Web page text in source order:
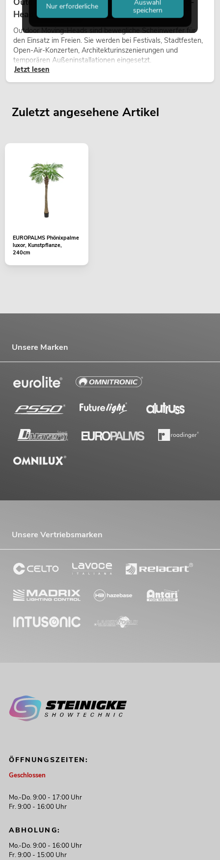
Heads bei Events
Outdoor Moving-Heads sind bewegliche Scheinwerfer für
den Einsatz im Freien. Sie werden bei Festivals, Stadtfesten,
Open-Air-Konzerten, Architekturinszenierungen und
temporären Außeninstallationen eingesetzt.
Jetzt lesen
Zuletzt angesehene Artikel
EUROPALMS Phönixpalme
luxor, Kunstpflanze,
240cm
Unsere Marken
Unsere Vertriebsmarken
ÖFFNUNGSZEITEN:
Geschlossen
Mo.-Do. 9:00 - 17:00 Uhr
Fr. 9:00 - 16:00 Uhr
ABHOLUNG:
Mo.-Do. 9:00 - 16:00 Uhr
Fr. 9:00 - 15:00 Uhr
Nur erforderliche
Auswahl
speichern